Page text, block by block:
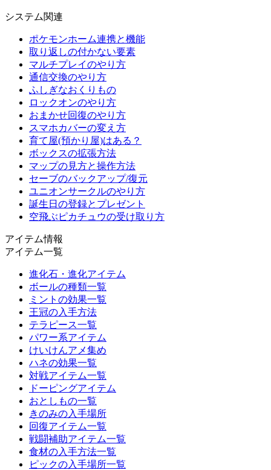
システム関連
ポケモンホーム連携と機能
取り返しの付かない要素
マルチプレイのやり方
通信交換のやり方
ふしぎなおくりもの
ロックオンのやり方
おまかせ回復のやり方
スマホカバーの変え方
育て屋(預かり屋)はある？
ボックスの拡張方法
マップの見方と操作方法
セーブのバックアップ/復元
ユニオンサークルのやり方
誕生日の登録とプレゼント
空飛ぶピカチュウの受け取り方
アイテム情報
アイテム一覧
進化石・進化アイテム
ボールの種類一覧
ミントの効果一覧
王冠の入手方法
テラピース一覧
パワー系アイテム
けいけんアメ集め
ハネの効果一覧
対戦アイテム一覧
ドーピングアイテム
おとしもの一覧
きのみの入手場所
回復アイテム一覧
戦闘補助アイテム一覧
食材の入手方法一覧
ピックの入手場所一覧